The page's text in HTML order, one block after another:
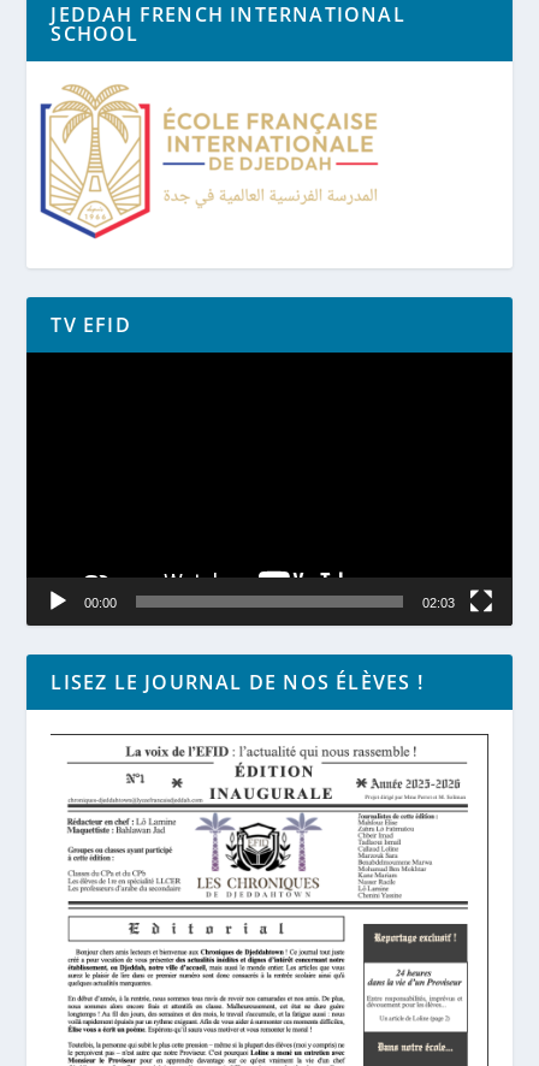
JEDDAH FRENCH INTERNATIONAL
SCHOOL
TV EFID
00:00 02:03
LISEZ LE JOURNAL DE NOS ÉLÈVES !